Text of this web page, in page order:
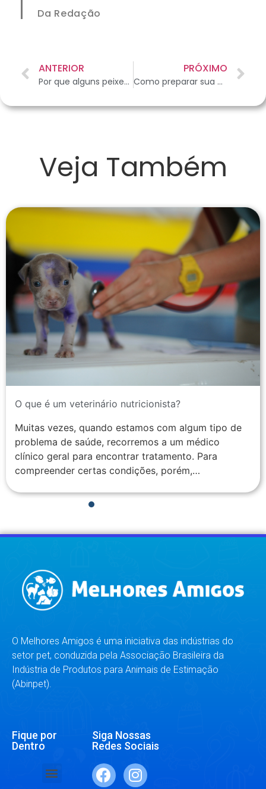
Da Redação
ANTERIOR
Por que alguns peixes têm cores, e outros não?
PRÓXIMO
Como preparar sua casa para receber um pequeno réptil?
Veja Também
O que é um veterinário nutricionista?
Muitas vezes, quando estamos com algum tipo de
problema de saúde, recorremos a um médico
clínico geral para encontrar tratamento. Para
compreender certas condições, porém,…
O Melhores Amigos é uma iniciativa das indústrias do
setor pet, conduzida pela Associação Brasileira da
Indústria de Produtos para Animais de Estimação
(Abinpet).
Fique por
Dentro
Siga Nossas
Redes Sociais